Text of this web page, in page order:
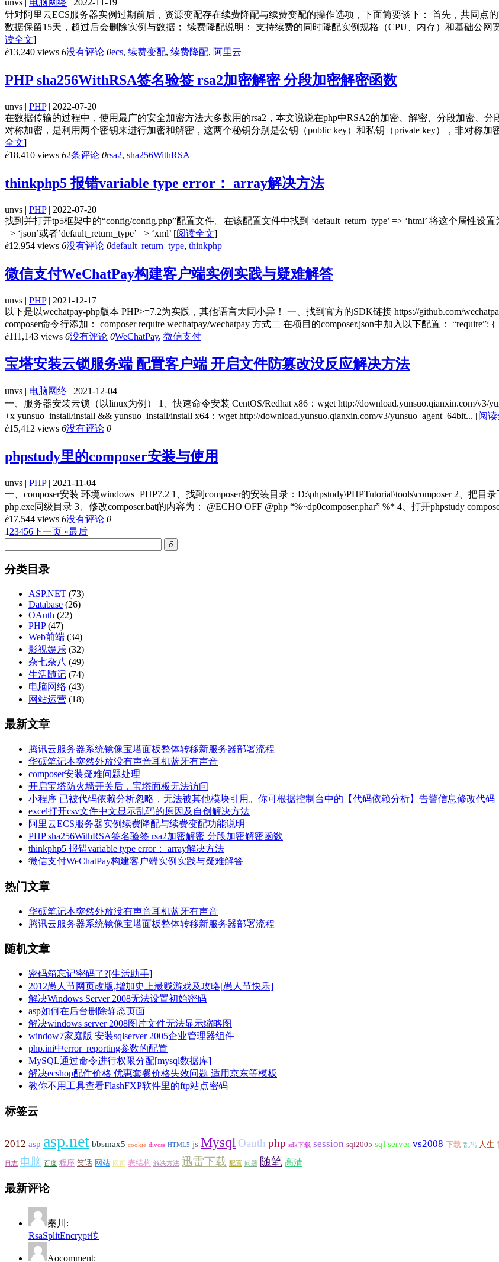
unvs | 电脑网络 | 2022-11-19
针对阿里云ECS服务器实例过期前后，资源变配存在续费降配与续费变配的操作选项，下面简要谈下： 首先，共同点
数据保留15天，超过后会删除实例与数据； 续费降配说明： 支持续费的同时降配实例规格（CPU、内存）和基础公
读全文]
ė13,240 views 6没有评论 0ecs, 续费变配, 续费降配, 阿里云
PHP sha256WithRSA签名验签 rsa2加密解密 分段加密解密函数
unvs | PHP| 2022-07-20
在数据传输的过程中，使用最广的安全加密方法大多数用的rsa2，本文说说在php中RSA2的加密、解密、分段加密、
对称加密，是利用两个密钥来进行加密和解密，这两个秘钥分别是公钥（public key）和私钥（private key），非对称
全文]
ė18,410 views 62条评论 0rsa2, sha256WithRSA
thinkphp5 报错variable type error： array解决方法
unvs | PHP| 2022-07-20
找到并打开tp5框架中的“config/config.php”配置文件。在该配置文件中找到 ‘default_return_type’ => ‘html’ 将这个属性设
=> ‘json’或者’default_return_type’ => ‘xml’ [阅读全文]
ė12,954 views 6没有评论 0default_return_type, thinkphp
微信支付WeChatPay构建客户端实例实践与疑难解答
unvs | PHP| 2021-12-17
以下是以wechatpay-php版本 PHP>=7.2为实践，其他语言大同小异！ 一、找到官方的SDK链接 https://github.com/
composer命令行添加： composer require wechatpay/wechatpay 方式二 在项目的composer.json中加入以下配置： “require”: {
ė111,143 views 6没有评论 0WeChatPay, 微信支付
宝塔安装云锁服务端 配置客户端 开启文件防篡改没反应解决方法
unvs | 电脑网络 | 2021-12-04
一、服务器安装云锁（以linux为例） 1、快速命令安装 CentOS/Redhat x86：wget http://download.yunsuo.qianxin.com/v3/
+x yunsuo_install/install && yunsuo_install/install x64：wget http://download.yunsuo.qianxin.com/v3/yunsuo_agent_64bit... [阅
ė15,412 views 6没有评论 0
phpstudy里的composer安装与使用
unvs | PHP| 2021-11-04
一、composer安装 环境windows+PHP7.2 1、找到composer的安装目录：D:\phpstudy\PHPTutorial\tools\composer 2、把目
php.exe同级目录 3、修改composer.bat的内容为： @ECHO OFF @php “%~dp0composer.phar” %* 4、打开phpstudy
ė17,544 views 6没有评论 0
1 23456下一页 »最后
ő
分类目录
ASP.NET (73)
Database (26)
OAuth (22)
PHP(47)
Web前端 (34)
影视娱乐 (32)
杂七杂八 (49)
生活随记 (74)
电脑网络 (43)
网站运营 (18)
最新文章
腾讯云服务器系统镜像宝塔面板整体转移新服务器部署流程
华硕笔记本突然外放没有声音耳机蓝牙有声音
composer安装疑难问题处理
开启宝塔防火墙开关后，宝塔面板无法访问
小程序 已被代码依赖分析忽略，无法被其他模块引用。你可根据控制台中的【代码依赖分析】告警信息修改代
excel打开csv文件中文显示乱码的原因及自创解决方法
阿里云ECS服务器实例续费降配与续费变配功能说明
PHP sha256WithRSA签名验签 rsa2加密解密 分段加密解密函数
thinkphp5 报错variable type error： array解决方法
微信支付WeChatPay构建客户端实例实践与疑难解答
热门文章
华硕笔记本突然外放没有声音耳机蓝牙有声音
腾讯云服务器系统镜像宝塔面板整体转移新服务器部署流程
随机文章
密码箱忘记密码了?[生活助手]
2012愚人节网页改版,增加史上最贱游戏及攻略[愚人节快乐]
解决Windows Server 2008无法设置初始密码
asp如何在后台删除静态页面
解决windows server 2008图片文件无法显示缩略图
window7家庭版 安装sqlserver 2005企业管理器组件
php.ini中error_reporting参数的配置
MySQL通过命令进行权限分配[mysql数据库]
解决ecshop配件价格 优惠套餐价格失效问题 适用京东等模板
教你不用工具查看FlashFXP软件里的ftp站点密码
标签云
2012 asp asp.net bbsmax5 cookie divcss HTML5 js Mysql Oauth php sdk下载 session sql2005 sql server vs2008 下载 乱码 人生
日志 电脑 百度 程序 笑话 网站 网页 表结构 解决方法 迅雷下载 配置 问题 随笔 高清
最新评论
秦川:
RsaSplitEncrypt传
Aocomment: